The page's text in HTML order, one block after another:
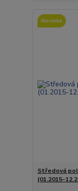
Novinka
Středová
(01.2015-